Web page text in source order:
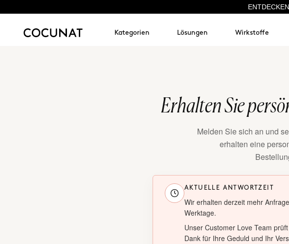
Kategorien Lösungen Wirkstoffe
Erhalten Sie
Melden Sie sich an und
erhalten eine
AKTUELLE ANTWORTZEIT
Wir erhalten derzeit mehr
Werktage.
Unser Customer Love Team
Dank für Ihre Geduld und Ihr